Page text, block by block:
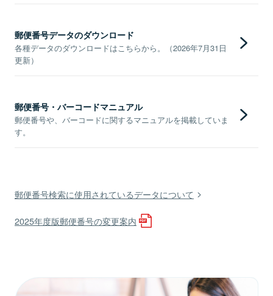
郵便番号データのダウンロード
各種データのダウンロードはこちらから。（2026年7月31日
更新）
郵便番号・バーコードマニュアル
郵便番号や、バーコードに関するマニュアルを掲載していま
す。
郵便番号検索に使用されているデータについて
2025年度版郵便番号の変更案内